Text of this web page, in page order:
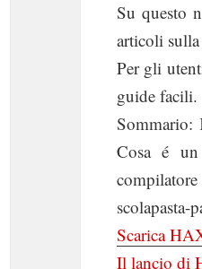
Su questo
articoli
Per gli
guide facili.
Sommario:
Cosa é un
scolapasta-
Scarica
Il lancio di